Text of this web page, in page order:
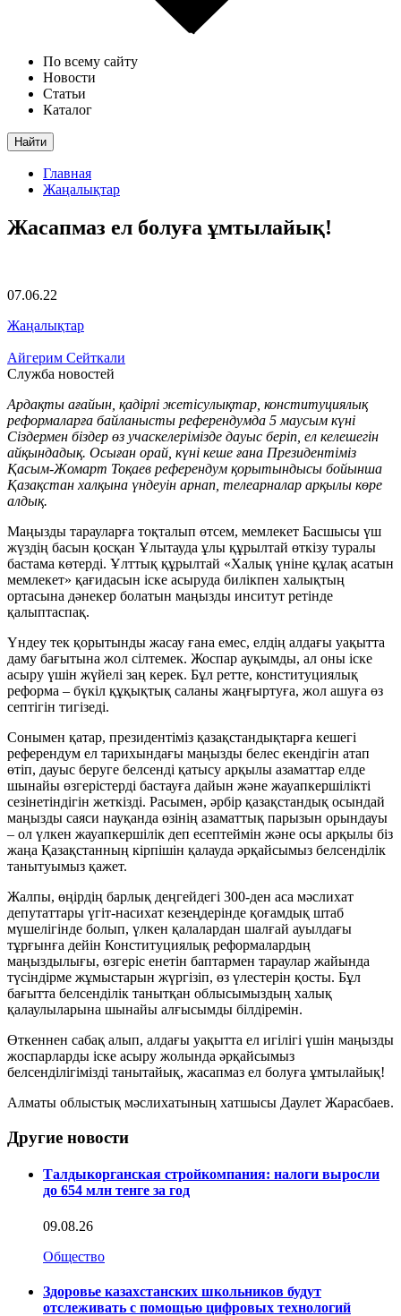
По всему сайту
Новости
Статьи
Каталог
Найти
Главная
Жаңалықтар
Жасапмаз ел болуға ұмтылайық!
07.06.22
Жаңалықтар
Айгерим Сейткали
Служба новостей
Ардақты ағайын, қадірлі жетісулықтар, конституциялық
реформаларға байланысты референдумда 5 маусым күні
Сіздермен біздер өз учаскелерімізде дауыс беріп, ел келешегін
айқындадық. Осыған орай, күні кеше ғана Президентіміз
Қасым-Жомарт Тоқаев референдум қорытындысы бойынша
Қазақстан халқына үндеуін арнап, телеарналар арқылы көре
алдық.
Маңызды тарауларға тоқталып өтсем, мемлекет Басшысы үш
жүздің басын қосқан Ұлытауда ұлы құрылтай өткізу туралы
бастама көтерді. Ұлттық құрылтай «Халық үніне құлақ асатын
мемлекет» қағидасын іске асыруда билікпен халықтың
ортасына дәнекер болатын маңызды инситут ретінде
қалыптаспақ.
Үндеу тек қорытынды жасау ғана емес, елдің алдағы уақытта
даму бағытына жол сілтемек. Жоспар ауқымды, ал оны іске
асыру үшін жүйелі заң керек. Бұл ретте, конституциялық
реформа – бүкіл құқықтық саланы жаңғыртуға, жол ашуға өз
септігін тигізеді.
Сонымен қатар, президентіміз қазақстандықтарға кешегі
референдум ел тарихындағы маңызды белес екендігін атап
өтіп, дауыс беруге белсенді қатысу арқылы азаматтар елде
шынайы өзгерістерді бастауға дайын және жауапкершілікті
сезінетіндігін жеткізді. Расымен, әрбір қазақстандық осындай
маңызды саяси науқанда өзінің азаматтық парызын орындауы
– ол үлкен жауапкершілік деп есептеймін және осы арқылы біз
жаңа Қазақстанның кірпішін қалауда әрқайсымыз белсенділік
танытуымыз қажет.
Жалпы, өңірдің барлық деңгейдегі 300-ден аса мәслихат
депутаттары үгіт-насихат кезеңдерінде қоғамдық штаб
мүшелігінде болып, үлкен қалалардан шалғай ауылдағы
тұрғынға дейін Конституциялық реформалардың
маңыздылығы, өзгеріс енетін баптармен тараулар жайында
түсіндірме жұмыстарын жүргізіп, өз үлестерін қосты. Бұл
бағытта белсенділік танытқан облысымыздың халық
қалаулыларына шынайы алғысымды білдіремін.
Өткеннен сабақ алып, алдағы уақытта ел игілігі үшін маңызды
жоспарларды іске асыру жолында әрқайсымыз
белсенділігімізді танытайық, жасапмаз ел болуға ұмтылайық!
Алматы облыстық мәслихатының хатшысы Даулет Жарасбаев.
Другие новости
Талдыкорганская стройкомпания: налоги выросли
до 654 млн тенге за год
09.08.26
Общество
Здоровье казахстанских школьников будут
отслеживать с помощью цифровых технологий